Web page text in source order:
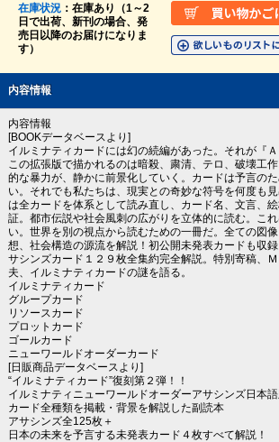
在庫状況：在庫あり（1～2
日で出荷、新刊の場合、発
売日以降のお届けになりま
す）
内容情報
内容情報
[BOOKデータベースより]
イルミナティカードには幻の続編があった。それが『Ａ
この拡張版で描かれるのは暗殺、粛清、テロ、破壊工
的な暴力が、静かに前景化していく。カードは予言の
い。それでも私たちは、現実との奇妙な符号を何度も
は全カードを体系として読み直し、カード名、文言、
証。都市伝説や社会風刺の広がりを立体的に読む。こ
い。世界を別の視点から読むための一冊だ。全ての図
想、社会構造の源流を解説！初公開未発表カードも収
サシンズカード１２９枚全集約完全解説。特別寄稿、
夫、イルミナティカードの謎を語る。
イルミナティカード
グループカード
リソースカード
プロットカード
ゴールカード
ニューワールドオーダーカード
[日販商品データベースより]
“イルミナティカード”復刻第２弾！！
イルミナティニューワールドオーダーアサシンズ日本語
カード全種類を掲載・背景を解説した副読本
アサシンズ全125枚＋
日本の未来を予言する未発表カード４枚すべて解説！